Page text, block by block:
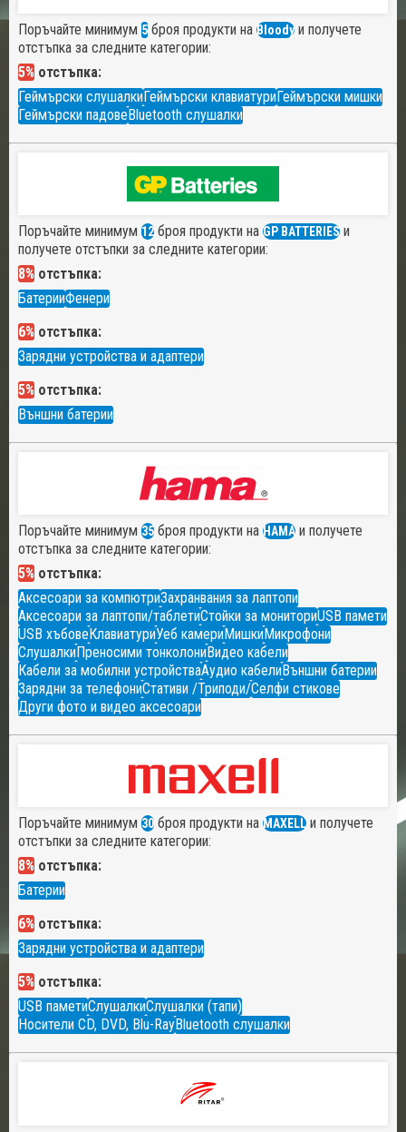
Поръчайте минимум 5 броя продукти на Bloody и получете
отстъпка за следните категории:
5% отстъпка:
Геймърски слушалкиГеймърски клавиатуриГеймърски мишки
Геймърски падовеBluetooth слушалки
Поръчайте минимум 12 броя продукти на GP BATTERIES и
получете отстъпки за следните категории:
8% отстъпка:
БатерииФенери
6% отстъпка:
Зарядни устройства и адаптери
5% отстъпка:
Външни батерии
Поръчайте минимум 35 броя продукти на HAMA и получете
отстъпка за следните категории:
5% отстъпка:
Аксесоари за компютриЗахранвания за лаптопи
Аксесоари за лаптопи/таблетиСтойки за мониториUSB памети
USB хъбовеКлавиатуриУеб камериМишкиМикрофони
СлушалкиПреносими тонколониВидео кабели
Кабели за мобилни устройстваАудио кабелиВъншни батерии
Зарядни за телефониСтативи /Триподи/Селфи стикове
Други фото и видео аксесоари
Поръчайте минимум 30 броя продукти на MAXELL и получете
отстъпки за следните категории:
8% отстъпка:
Батерии
6% отстъпка:
Зарядни устройства и адаптери
5% отстъпка:
USB паметиСлушалкиСлушалки (тапи)
Носители CD, DVD, Blu-RayBluetooth слушалки